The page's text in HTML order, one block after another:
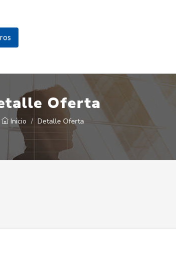
Oferta
Inicio Detalle Oferta